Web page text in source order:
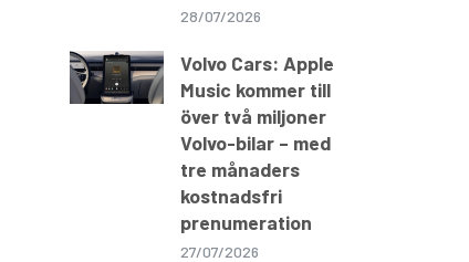
28/07/2026
Volvo Cars: Apple
Music kommer till
över två miljoner
Volvo-bilar – med
tre månaders
kostnadsfri
prenumeration
27/07/2026